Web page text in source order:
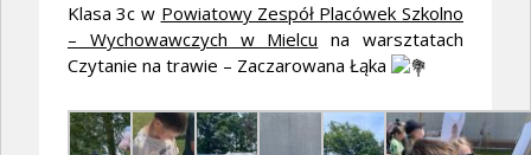
Klasa 3c w Powiatowy Zespół Placówek Szkolno
– Wychowawczych w Mielcu na warsztatach
Czytanie na trawie – Zaczarowana Łąka